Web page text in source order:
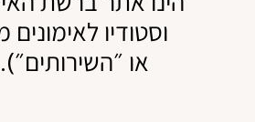
וסטודיו